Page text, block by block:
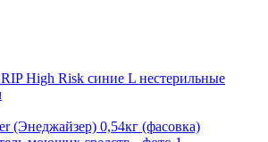
High Risk синие L нестерильные